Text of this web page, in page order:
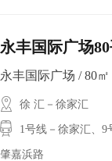
永丰国际广场
永丰国际广场 / 80㎡
徐 汇－徐家汇
1号线－徐家汇、9
肇嘉浜路